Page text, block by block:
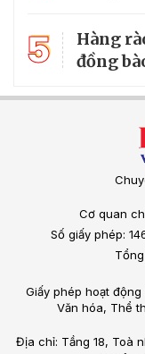
5
Hàng
đồng
Cơ quan
Số giấy phép:
Giấy phép hoạt
Văn hóa, Thể
Địa chỉ: Tầng 18, Toà